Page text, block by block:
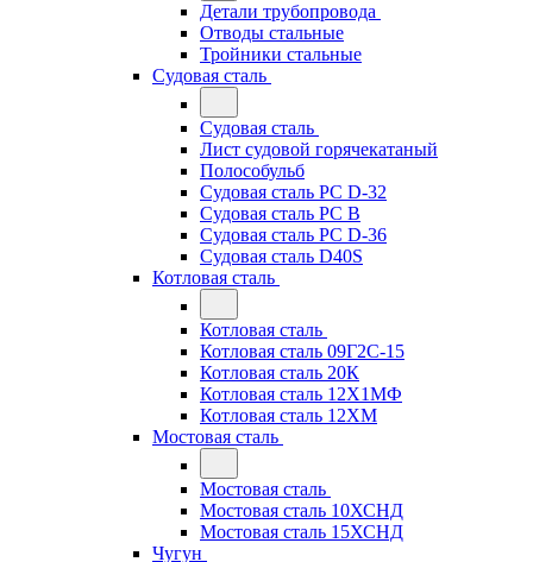
Детали трубопровода
Отводы стальные
Тройники стальные
Судовая сталь
Судовая сталь
Лист судовой горячекатаный
Полособульб
Судовая сталь РС D-32
Судовая сталь РС В
Судовая сталь РС D-36
Судовая сталь D40S
Котловая сталь
Котловая сталь
Котловая сталь 09Г2С-15
Котловая сталь 20К
Котловая сталь 12Х1МФ
Котловая сталь 12ХМ
Мостовая сталь
Мостовая сталь
Мостовая сталь 10ХСНД
Мостовая сталь 15ХСНД
Чугун